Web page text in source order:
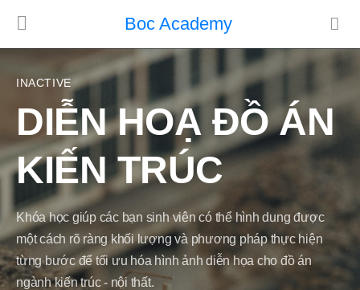
Boc Academy
INACTIVE
DIỄN HOẠ ĐỒ ÁN
KIẾN TRÚC
Khóa học giúp các bạn sinh viên có thể hình dung được
một cách rõ ràng khối lượng và phương pháp thực hiện
từng bước để tối ưu hóa hình ảnh diễn họa cho đồ án
ngành kiến trúc - nội thất.